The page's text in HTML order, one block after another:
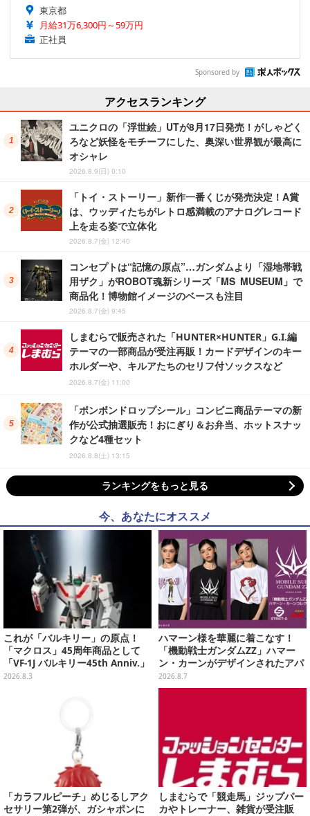
東京都
月給31万6,300円～59万円
正社員
Sponsored by
アクセスランキング
ユニクロの「浮世絵」UTが8月17日発売！がしゃどく
ろなど妖怪をモチーフにした、奥深い世界観が最高に
オシャレ
2026.8.9(日) 0:10
「トイ・ストーリー」新作一番くじが発売決定！A賞
は、ウッディたちがレトロ感満載のアナログレコード
上を走る姿で立体化
2026.8.7(金) 12:40
コンセプトは“記憶の原点”…ガンダムより「湿地帯戦
用ザク」がROBOT魂新シリーズ「MS MUSEUM」で
商品化！博物館イメージのベースも注目
2026.8.7(金) 9:45
しまむらで販売された「HUNTER×HUNTER」G.I.編
テーマの一部商品が受注再販！カードデザインのキー
ホルダーや、キルアたちのセリフ付ソックスなど
2026.8.7(金) 11:00
「ボンボンドロップシール」コンビニ商品テーマの新
作が公式抽選販売！おにぎり＆お弁当、ホットスナッ
クなど4種セット
2026.8.8(土) 13:15
ランキングをもっと見る
今、あなたにオススメ
これが「バルキリー」の原点！
「マクロス」45周年商品として
「VF-1J バルキリー45th Anniv.」
が予約開始
2026.8.3
ハマーン様を華麗に着こなす！
「機動戦士ガンダムZZ」ハマー
ン・カーンがデザインされたアパ
レルが販売
2026.8.7
「カラフルピーチ」めじるしアク
セサリー第2弾が、ガシャポンに
しまむらで「競走馬」ジップパー
カやトレーナー、雑貨が受注販